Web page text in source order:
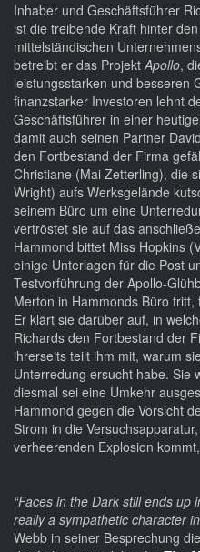
Inhaber und Geschäftsführer
ist die treibende Kraft hinter
mittelständischen
betreibt er das ProjektApollo,
leistungsstarken und besseren
finanzstarker Investoren lehnt
Geschäftsführer in einer
damit auch seinen Partner
den Fortbestand der Firma
Christiane (Mai Zetterling), die
Wright) aufs Werksgelände
seinem Büro um eine
vertröstet sie auf das
Hammond bittet Miss Hopkins
einige Unterlagen für die Post
Testvorführung der Apollo-
Merton in Hammonds Büro
Er klärt sie darüber auf, in
Richards den Fortbestand der
ihrerseits teilt ihm mit, warum
Unterredung ersucht habe. Sie
diesmal sei eine Umkehr
Hammond gegen die Vorsicht
Strom in die
verheerenden Explosion
“Faces in the Dark still ends
really a sympathetic character
Webb in seiner Besprechung